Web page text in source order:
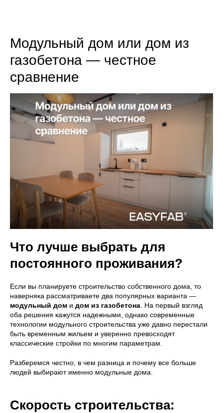
Модульный дом или дом из
газобетона — честное
сравнение
Что лучше выбрать для
постоянного проживания?
Если вы планируете строительство собственного дома, то
наверняка рассматриваете два популярных варианта —
модульный дом и дом из газобетона . На первый взгляд
оба решения кажутся надежными, однако современные
технологии модульного строительства уже давно перестали
быть временным жильем и уверенно превосходят
классические стройки по многим параметрам.
Разберемся честно, в чем разница и почему все больше
людей выбирают именно модульные дома.
Скорость строительства: